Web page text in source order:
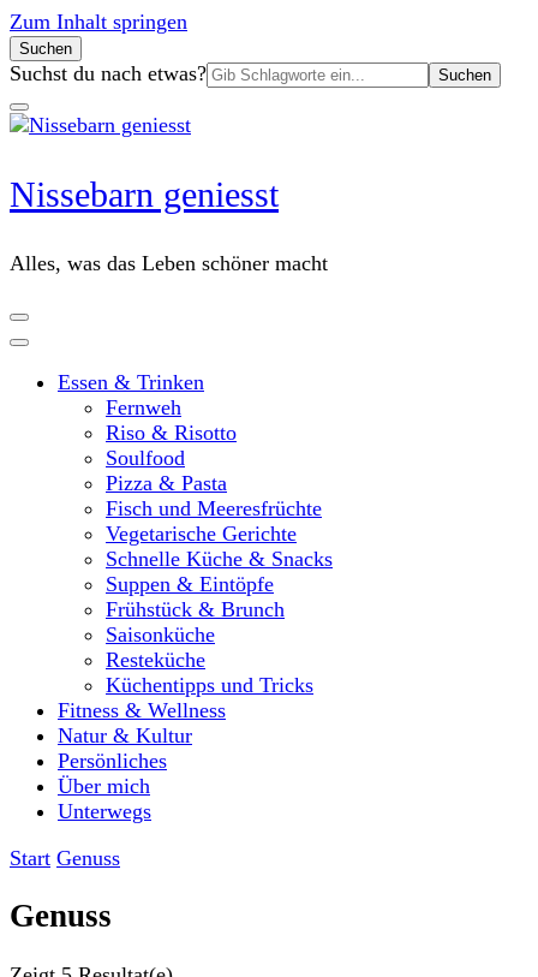
Zum Inhalt springen
Suchen
Suchen
nach:
Suchst du nach etwas?
Nissebarn geniesst
Alles, was das Leben schöner macht
Essen & Trinken
Fernweh
Riso & Risotto
Soulfood
Pizza & Pasta
Fisch und Meeresfrüchte
Vegetarische Gerichte
Schnelle Küche & Snacks
Suppen & Eintöpfe
Frühstück & Brunch
Saisonküche
Resteküche
Küchentipps und Tricks
Fitness & Wellness
Natur & Kultur
Persönliches
Über mich
Unterwegs
Start Genuss
Genuss